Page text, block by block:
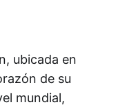
ubicada en
de su
mundial,